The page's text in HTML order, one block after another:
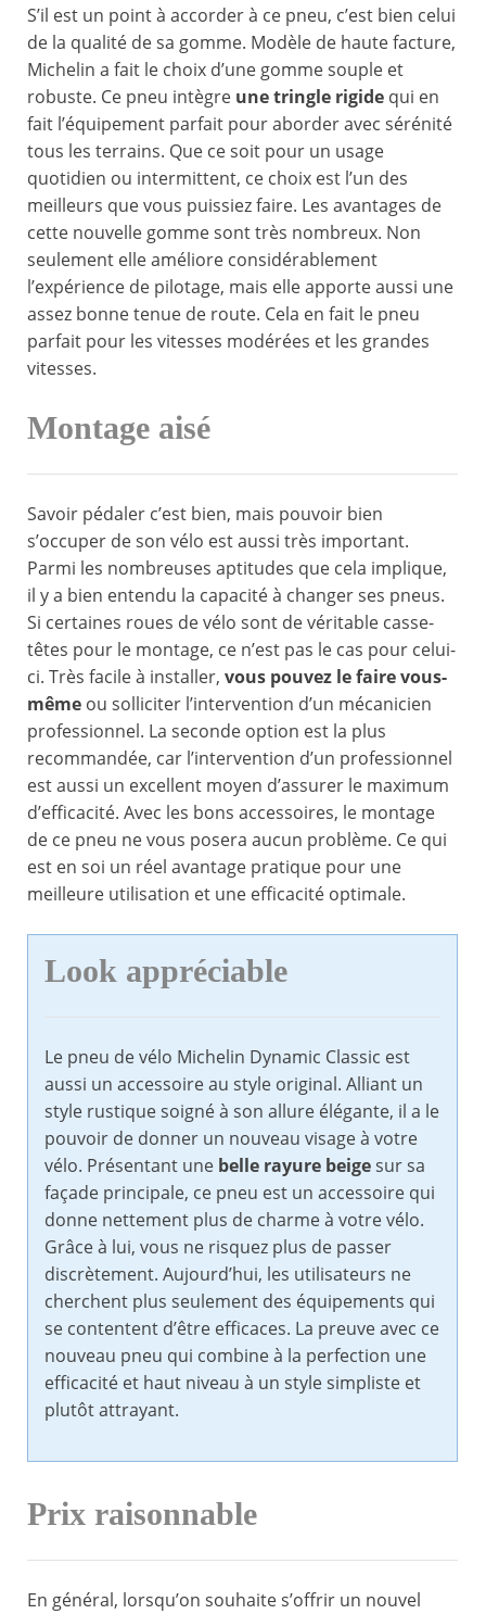
S’il est un point à accorder à ce pneu, c’est bien celui
de la qualité de sa gomme. Modèle de haute facture,
Michelin a fait le choix d’une gomme souple et
robuste. Ce pneu intègre une tringle rigide qui en
fait l’équipement parfait pour aborder avec sérénité
tous les terrains. Que ce soit pour un usage
quotidien ou intermittent, ce choix est l’un des
meilleurs que vous puissiez faire. Les avantages de
cette nouvelle gomme sont très nombreux. Non
seulement elle améliore considérablement
l’expérience de pilotage, mais elle apporte aussi une
assez bonne tenue de route. Cela en fait le pneu
parfait pour les vitesses modérées et les grandes
vitesses.
Montage aisé
Savoir pédaler c’est bien, mais pouvoir bien
s’occuper de son vélo est aussi très important.
Parmi les nombreuses aptitudes que cela implique,
il y a bien entendu la capacité à changer ses pneus.
Si certaines roues de vélo sont de véritable casse-
têtes pour le montage, ce n’est pas le cas pour celui-
ci. Très facile à installer, vous pouvez le faire vous-
même ou solliciter l’intervention d’un mécanicien
professionnel. La seconde option est la plus
recommandée, car l’intervention d’un professionnel
est aussi un excellent moyen d’assurer le maximum
d’efficacité. Avec les bons accessoires, le montage
de ce pneu ne vous posera aucun problème. Ce qui
est en soi un réel avantage pratique pour une
meilleure utilisation et une efficacité optimale.
Look appréciable
Le pneu de vélo Michelin Dynamic Classic est
aussi un accessoire au style original. Alliant un
style rustique soigné à son allure élégante, il a le
pouvoir de donner un nouveau visage à votre
vélo. Présentant une belle rayure beigesur sa
façade principale, ce pneu est un accessoire qui
donne nettement plus de charme à votre vélo.
Grâce à lui, vous ne risquez plus de passer
discrètement. Aujourd’hui, les utilisateurs ne
cherchent plus seulement des équipements qui
se contentent d’être efficaces. La preuve avec ce
nouveau pneu qui combine à la perfection une
efficacité et haut niveau à un style simpliste et
plutôt attrayant.
Prix raisonnable
En général, lorsqu’on souhaite s’offrir un nouvel